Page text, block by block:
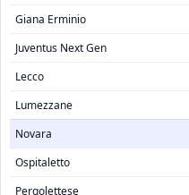
Giana Erminio
Juventus Next Gen
Lecco
Lumezzane
Novara
Ospitaletto
Pergolettese